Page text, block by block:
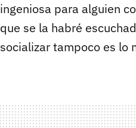
ingeniosa para alguien
que se la habré
socializar tampoco es lo